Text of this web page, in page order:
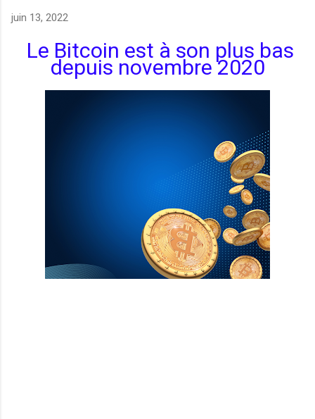
juin 13, 2022
Le Bitcoin est à son plus bas
depuis novembre 2020